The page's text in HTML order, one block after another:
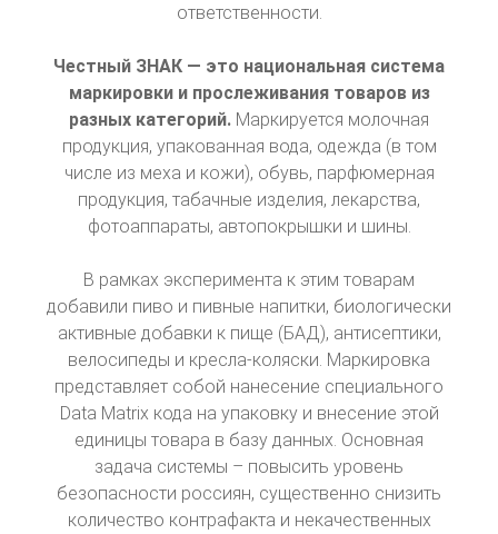
ответственности.
Честный ЗНАК — это национальная система
маркировки и прослеживания товаров из
разных категорий. Маркируется молочная
продукция, упакованная вода, одежда (в том
числе из меха и кожи), обувь, парфюмерная
продукция, табачные изделия, лекарства,
фотоаппараты, автопокрышки и шины.
В рамках эксперимента к этим товарам
добавили пиво и пивные напитки, биологически
активные добавки к пище (БАД), антисептики,
велосипеды и кресла-коляски. Маркировка
представляет собой нанесение специального
Data Matrix кода на упаковку и внесение этой
единицы товара в базу данных. Основная
задача системы – повысить уровень
безопасности россиян, существенно снизить
количество контрафакта и некачественных